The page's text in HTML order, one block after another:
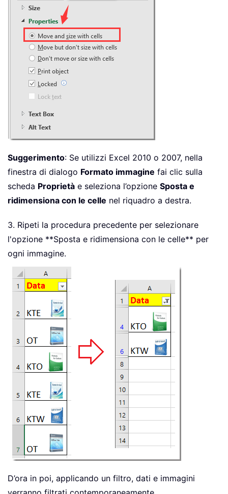
Suggerimento: Se utilizzi Excel 2010 o 2007, nella
finestra di dialogo Formato immagine fai clic sulla
scheda Proprietà e seleziona l’opzione Sposta e
ridimensiona con le celle nel riquadro a destra.
3. Ripeti la procedura precedente per selezionare
l'opzione **Sposta e ridimensiona con le celle** per
ogni immagine.
D’ora in poi, applicando un filtro, dati e immagini